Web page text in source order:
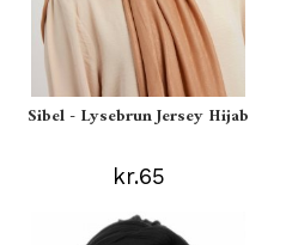
Sibel - Lysebrun Jersey Hijab
kr.65